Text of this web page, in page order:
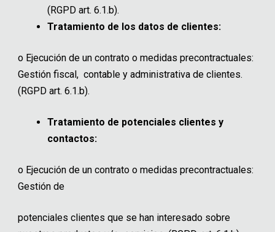
(RGPD art. 6.1.b).
Tratamiento de los datos de clientes:
o Ejecución de un contrato o medidas precontractuales:
Gestión fiscal, contable y administrativa de clientes.
(RGPD art. 6.1.b).
Tratamiento de potenciales clientes y
contactos:
o Ejecución de un contrato o medidas precontractuales:
Gestión de
potenciales clientes que se han interesado sobre